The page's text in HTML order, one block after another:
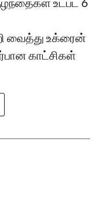
வைத்து உக்ரைன்
காட்சிகள்